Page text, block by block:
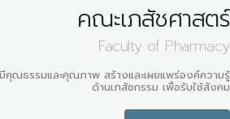
คณะเภสัชศาสตร์
Faculty of Pharmacy
คุณธรรมและคุณภาพ สร้างและเผยแพร่องค์ความรู้
ด้านเภสัชกรรม เพื่อรับใช้สังคม